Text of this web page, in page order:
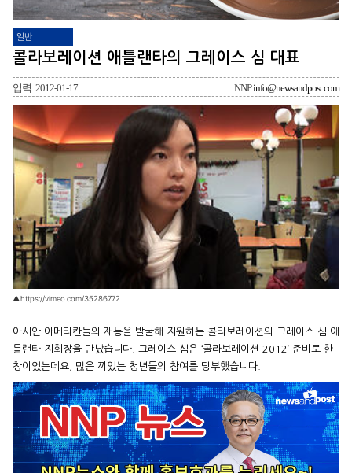
일반
콜라보레이션 애틀랜타의 그레이스 심 대표
입력: 2012-01-17 NNPinfo@newsandpost.com
▲https://vimeo.com/35286772
아시안 아메리칸들의 재능을 발굴해 지원하는 콜라보레이션의 그레이스 심 애
틀랜타 지회장을 만났습니다. 그레이스 심은 ‘콜라보레이션 2012’ 준비로 한
창이었는데요, 많은 끼있는 청년들의 참여를 당부했습니다.